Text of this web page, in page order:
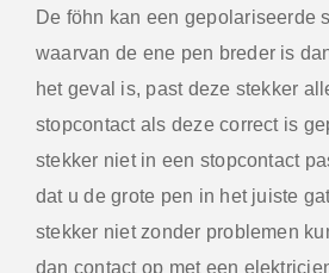
De föhn kan een gepolariseerde
waarvan de ene pen breder is
het geval is, past deze stekker
stopcontact als deze correct is
stekker niet in een stopcontact
dat u de grote pen in het juiste
stekker niet zonder problemen
dan contact op met een